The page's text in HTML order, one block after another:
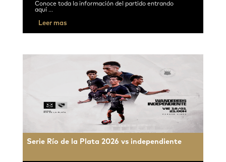
Conoce toda la información del partido entrando
aquí ...
Leer mas
Serie Río de la Plata 2026 vs independiente